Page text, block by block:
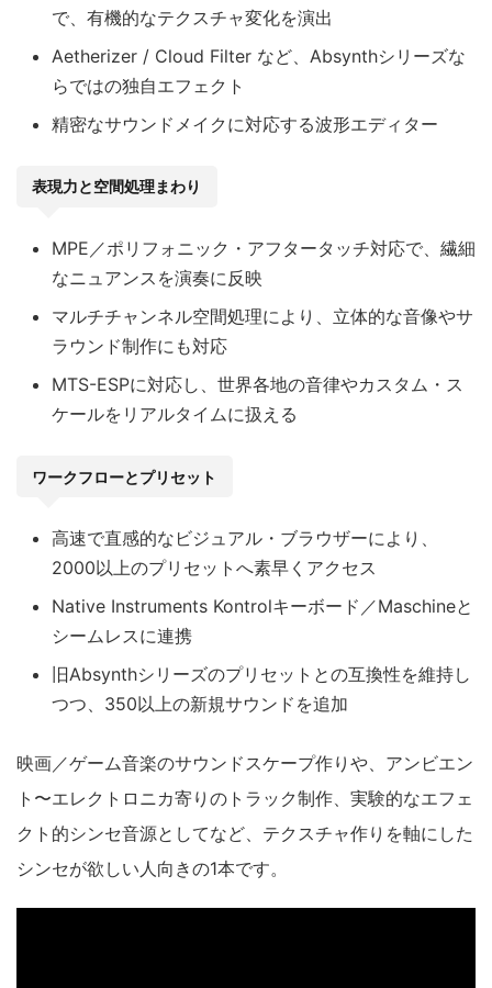
で、有機的なテクスチャ変化を演出
Aetherizer / Cloud Filter など、Absynthシリーズな
らではの独自エフェクト
精密なサウンドメイクに対応する波形エディター
表現力と空間処理まわり
MPE／ポリフォニック・アフタータッチ対応で、繊細
なニュアンスを演奏に反映
マルチチャンネル空間処理により、立体的な音像やサ
ラウンド制作にも対応
MTS-ESPに対応し、世界各地の音律やカスタム・ス
ケールをリアルタイムに扱える
ワークフローとプリセット
高速で直感的なビジュアル・ブラウザーにより、
2000以上のプリセットへ素早くアクセス
Native Instruments Kontrolキーボード／Maschineと
シームレスに連携
旧Absynthシリーズのプリセットとの互換性を維持し
つつ、350以上の新規サウンドを追加
映画／ゲーム音楽のサウンドスケープ作りや、アンビエン
ト〜エレクトロニカ寄りのトラック制作、実験的なエフェ
クト的シンセ音源としてなど、テクスチャ作りを軸にした
シンセが欲しい人向きの1本です。